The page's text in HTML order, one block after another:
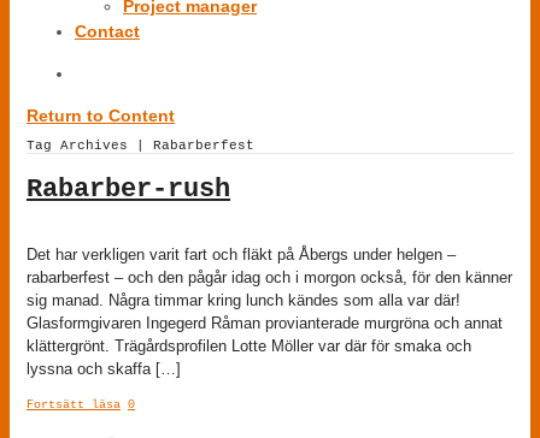
Project manager
Contact
Return to Content
Tag Archives | Rabarberfest
Rabarber-rush
Det har verkligen varit fart och fläkt på Åbergs under helgen –
rabarberfest – och den pågår idag och i morgon också, för den känner
sig manad. Några timmar kring lunch kändes som alla var där!
Glasformgivaren Ingegerd Råman provianterade murgröna och annat
klättergrönt. Trägårdsprofilen Lotte Möller var där för smaka och
lyssna och skaffa […]
Fortsätt läsa 0